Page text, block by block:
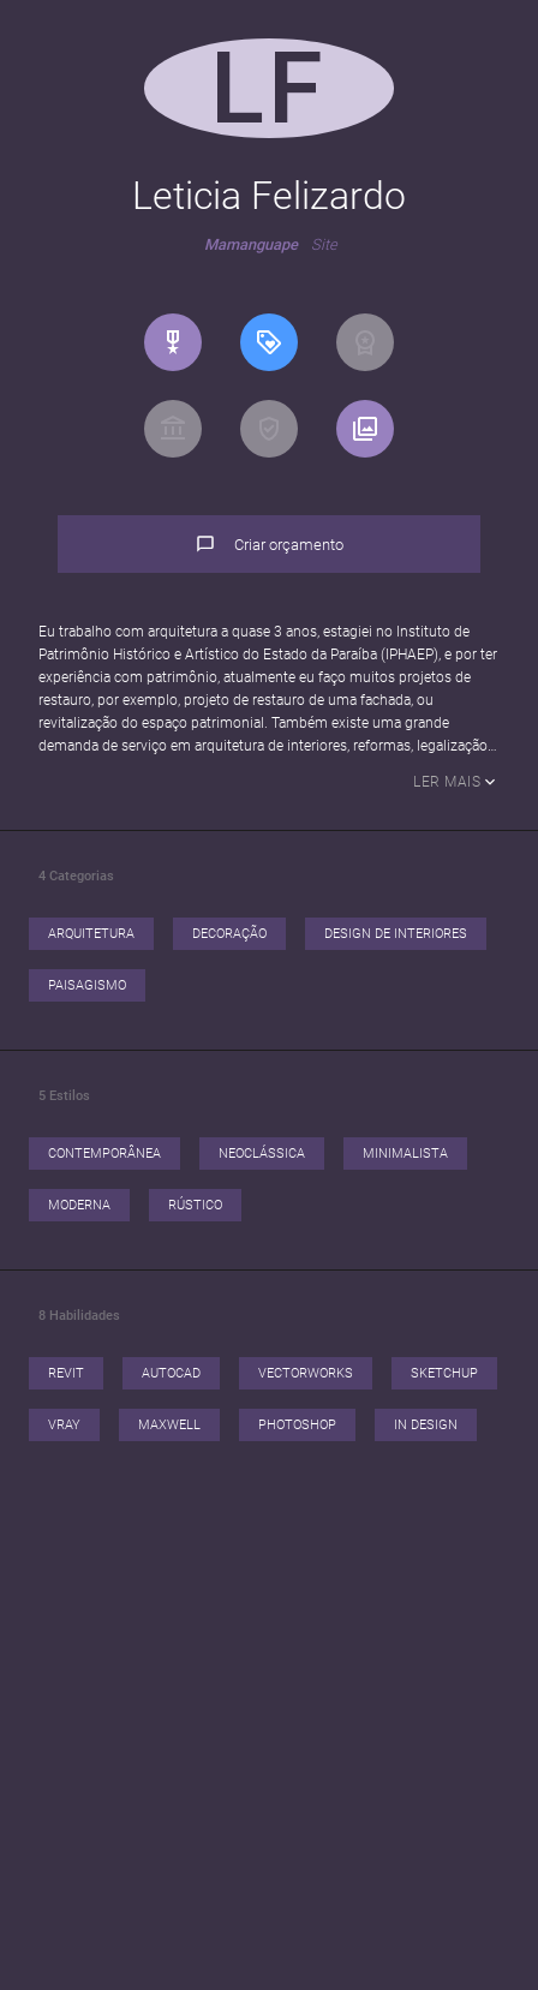
LF
Leticia Felizardo
Mamanguape Site
Criar orçamento
Eu trabalho com arquitetura a quase 3 anos, estagiei no Instituto de
Patrimônio Histórico e Artístico do Estado da Paraíba (IPHAEP), e por ter
experiência com patrimônio, atualmente eu faço muitos projetos de
restauro, por exemplo, projeto de restauro de uma fachada, ou
revitalização do espaço patrimonial. Também existe uma grande
demanda de serviço em arquitetura de interiores, reformas, legalização
também foi significante e ajudou a me colocar no ramo da arquitetura
LER MAIS
4 Categorias
ARQUITETURA DECORAÇÃO DESIGN DE INTERIORES
PAISAGISMO
5 Estilos
CONTEMPORÂNEA NEOCLÁSSICA MINIMALISTA
MODERNA RÚSTICO
8 Habilidades
REVIT AUTOCAD VECTORWORKS SKETCHUP
VRAY MAXWELL PHOTOSHOP IN DESIGN